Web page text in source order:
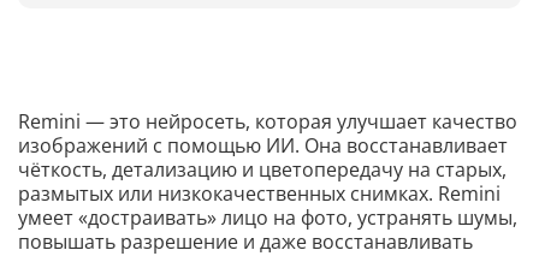
Remini — это нейросеть, которая улучшает качество
изображений с помощью ИИ. Она восстанавливает
чёткость, детализацию и цветопередачу на старых,
размытых или низкокачественных снимках. Remini
умеет «достраивать» лицо на фото, устранять шумы,
повышать разрешение и даже восстанавливать